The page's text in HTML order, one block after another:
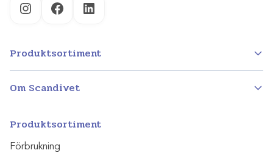
InstagramFacebookLinkedIn
Produktsortiment
Om Scandivet
Produktsortiment
Förbrukning